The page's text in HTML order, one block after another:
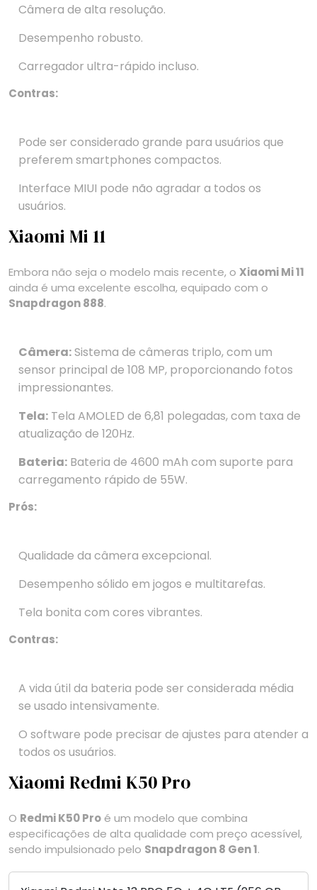
Câmera de alta resolução.
Desempenho robusto.
Carregador ultra-rápido incluso.
Contras:
Pode ser considerado grande para usuários que
preferem smartphones compactos.
Interface MIUI pode não agradar a todos os
usuários.
Xiaomi Mi 11
Embora não seja o modelo mais recente, o Xiaomi Mi 11
ainda é uma excelente escolha, equipado com o
Snapdragon 888.
Câmera:Sistema de câmeras triplo, com um
sensor principal de 108 MP, proporcionando fotos
impressionantes.
Tela: Tela AMOLED de 6,81 polegadas, com taxa de
atualização de 120Hz.
Bateria: Bateria de 4600 mAh com suporte para
carregamento rápido de 55W.
Prós:
Qualidade da câmera excepcional.
Desempenho sólido em jogos e multitarefas.
Tela bonita com cores vibrantes.
Contras:
A vida útil da bateria pode ser considerada média
se usado intensivamente.
O software pode precisar de ajustes para atender a
todos os usuários.
Xiaomi Redmi K50 Pro
O Redmi K50 Pro é um modelo que combina
especificações de alta qualidade com preço acessível,
sendo impulsionado pelo Snapdragon 8 Gen 1.